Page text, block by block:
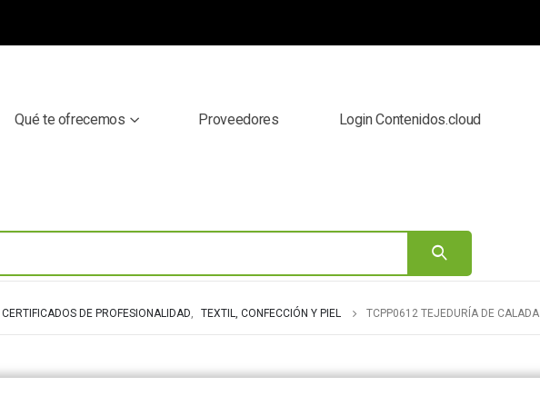
Qué te ofrecemos Proveedores Login Contenidos.cloud
CERTIFICADOS DE PROFESIONALIDAD, TEXTIL, CONFECCIÓN Y PIEL TCPP0612 TEJEDURÍA DE CALADA